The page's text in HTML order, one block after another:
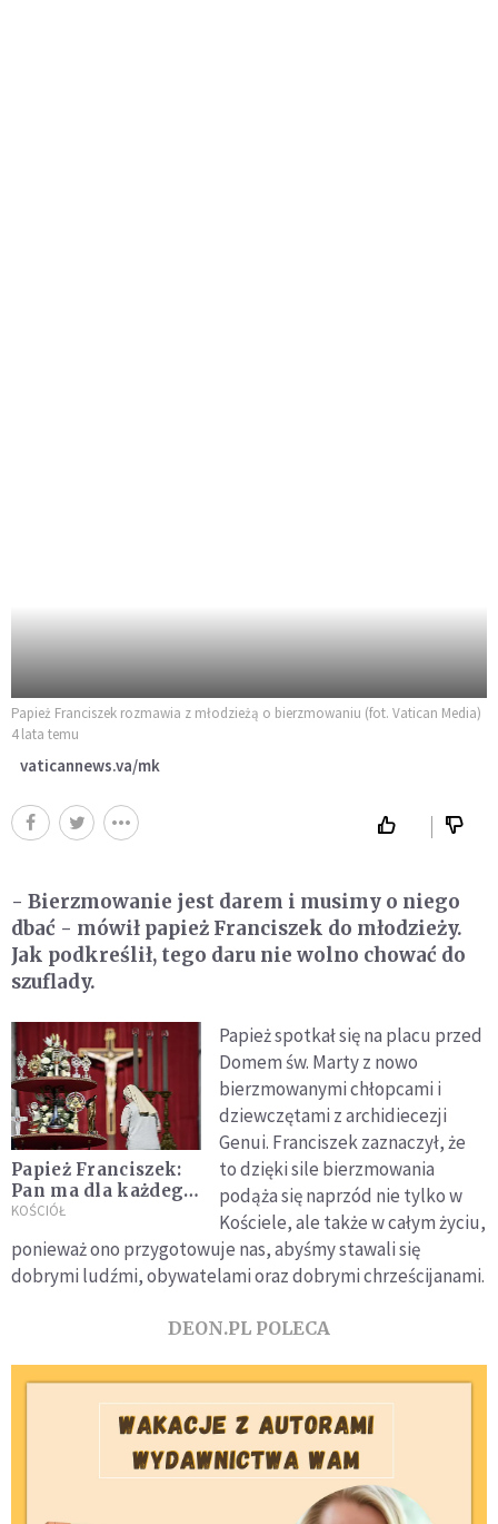
Papież Franciszek rozmawia z młodzieżą o bierzmowaniu (fot. Vatican Media)
4 lata temu
vaticannews.va/mk
- Bierzmowanie jest darem i musimy o niego
dbać - mówił papież Franciszek do młodzieży.
Jak podkreślił, tego daru nie wolno chować do
szuflady.
Papież Franciszek:
Pan ma dla każdego
plan miłości, ma
twojego życia
KOŚCIÓŁ
Papież spotkał się na placu przed
Domem św. Marty z nowo
bierzmowanymi chłopcami i
dziewczętami z archidiecezji
Genui. Franciszek zaznaczył, że
to dzięki sile bierzmowania
podąża się naprzód nie tylko w
Kościele, ale także w całym życiu,
ponieważ ono przygotowuje nas, abyśmy stawali się
dobrymi ludźmi, obywatelami oraz dobrymi chrześcijanami.
DEON.PL POLECA